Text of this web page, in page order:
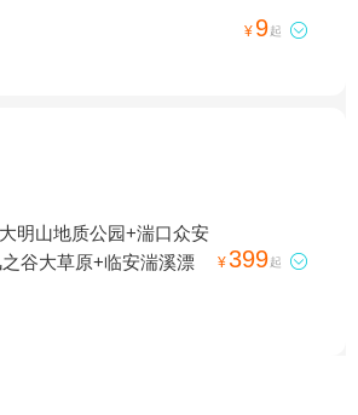
¥ 9起 
明山地质公园+湍口众安
谷大草原+临安湍溪漂
¥399起 